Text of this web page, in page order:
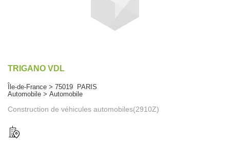
TRIGANO VDL
Île-de-France > 75019 PARIS
Automobile > Automobile
Construction de véhicules automobiles(2910Z)